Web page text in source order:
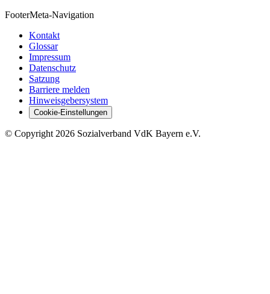
FooterMeta-Navigation
Kontakt
Glossar
Impressum
Datenschutz
Satzung
Barriere melden
Hinweisgebersystem
Cookie-Einstellungen
© Copyright 2026 Sozialverband VdK Bayern e.V.